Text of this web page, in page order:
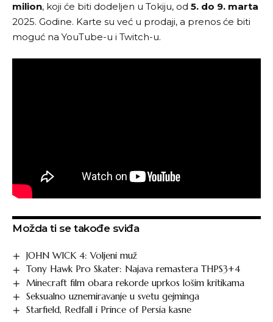
milion, koji će biti dodeljen u Tokiju, od 5. do 9. marta
2025. Godine. Karte su već u prodaji, a prenos će biti
moguć na YouTube-u i Twitch-u.
Možda ti se takođe sviđa
JOHN WICK 4: Voljeni muž
Tony Hawk Pro Skater: Najava remastera THPS3+4
Minecraft film obara rekorde uprkos lošim kritikama
Seksualno uznemiravanje u svetu gejminga
Starfield, Redfall i Prince of Persia kasne